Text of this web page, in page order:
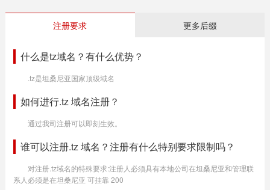
注册要求 更多后缀
什么是tz域名？有什么优势？
.tz是坦桑尼亚国家顶级域名
如何进行.tz 域名注册？
通过我司注册可以即刻生效。
谁可以注册.tz 域名？注册有什么特别要求限制吗？
对注册.tz域名的特殊要求:注册人必须具有本地公司在坦桑尼亚和管理联
系人必须是在坦桑尼亚 可挂靠 200